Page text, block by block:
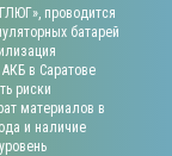
проводится
батарей
в Саратове
риски
материалов в
и наличие